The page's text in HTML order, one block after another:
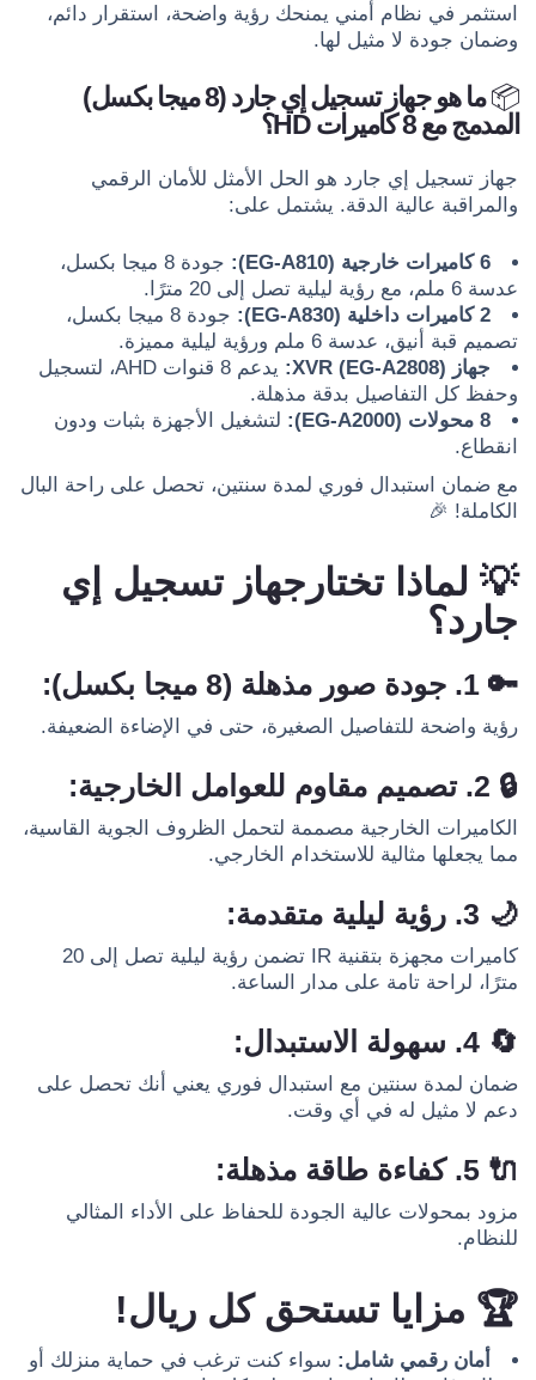
استثمر في نظام أمني يمنحك رؤية واضحة، استقرار دائم،
وضمان جودة لا مثيل لها.
📦
ما هو جهاز تسجيل إي جارد (8 ميجا بكسل)
المدمج مع 8 كاميرات HD؟
جهاز تسجيل إي جارد هو الحل الأمثل للأمان الرقمي
والمراقبة عالية الدقة. يشتمل على:
6 كاميرات خارجية (EG-A810):
جودة 8 ميجا بكسل،
عدسة 6 ملم، مع رؤية ليلية تصل إلى 20 مترًا.
2 كاميرات داخلية (EG-A830):
جودة 8 ميجا بكسل،
تصميم قبة أنيق، عدسة 6 ملم ورؤية ليلية مميزة.
جهاز XVR (EG-A2808):
يدعم 8 قنوات AHD، لتسجيل
وحفظ كل التفاصيل بدقة مذهلة.
8 محولات (EG-A2000):
لتشغيل الأجهزة بثبات ودون
انقطاع.
مع ضمان استبدال فوري لمدة سنتين، تحصل على راحة البال
الكاملة! 🎉
💡 لماذا تختار جهاز تسجيل إي
جارد؟
🔑 1. جودة صور مذهلة (8 ميجا بكسل):
رؤية واضحة للتفاصيل الصغيرة، حتى في الإضاءة الضعيفة.
🔒 2. تصميم مقاوم للعوامل الخارجية:
الكاميرات الخارجية مصممة لتحمل الظروف الجوية القاسية،
مما يجعلها مثالية للاستخدام الخارجي.
🌙 3. رؤية ليلية متقدمة:
كاميرات مجهزة بتقنية IR تضمن رؤية ليلية تصل إلى 20
مترًا، لراحة تامة على مدار الساعة.
🔄 4. سهولة الاستبدال:
ضمان لمدة سنتين مع استبدال فوري يعني أنك تحصل على
دعم لا مثيل له في أي وقت.
🔌 5. كفاءة طاقة مذهلة:
مزود بمحولات عالية الجودة للحفاظ على الأداء المثالي
للنظام.
🏆 مزايا تستحق كل ريال!
أمان رقمي شامل: سواء كنت ترغب في حماية منزلك أو